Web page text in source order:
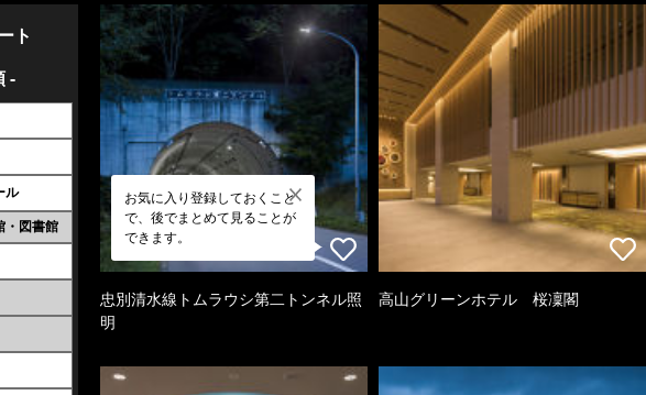
ト
-
ル
・図書館
お気に入り登録しておくこと
で、後でまとめて見ることが
できます。
忠別清水線トムラウシ第二トンネル照
明
高山グリーンホテル 桜凜閣